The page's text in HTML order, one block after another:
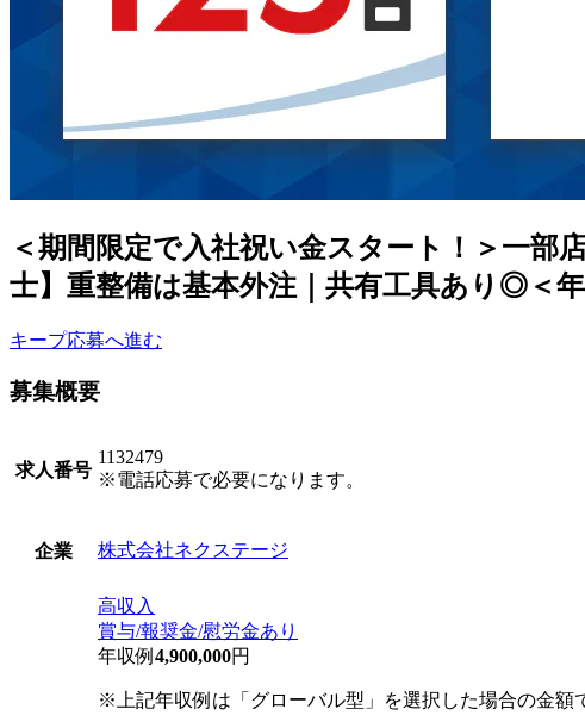
＜期間限定で入社祝い金スタート！＞一部
士】重整備は基本外注｜共有工具あり◎＜
キープ応募へ進む
募集概要
求人番号
1132479
※電話応募で必要になります。
企業 株式会社ネクステージ
高収入
賞与/報奨金/慰労金あり
年収例 4,900,000円
※上記年収例は「グローバル型」を選択した場合の金額